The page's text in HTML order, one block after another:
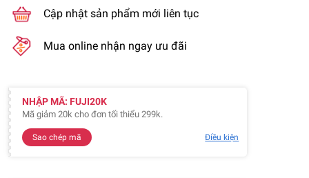
Cập nhật sản phẩm mới liên tục
Mua online nhận ngay ưu đãi
NHẬP MÃ: FUJI20K
Mã giảm 20k cho đơn tối thiểu 299k.
Sao chép mã Điều kiện